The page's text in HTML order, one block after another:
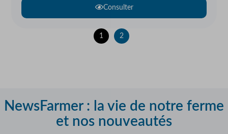
Consulter
1 2
NewsFarmer : la vie de notre ferme
et nos nouveautés